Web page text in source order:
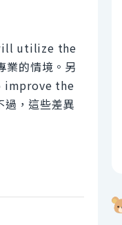
will utilize the
的情境。另
improve the
，這些差異